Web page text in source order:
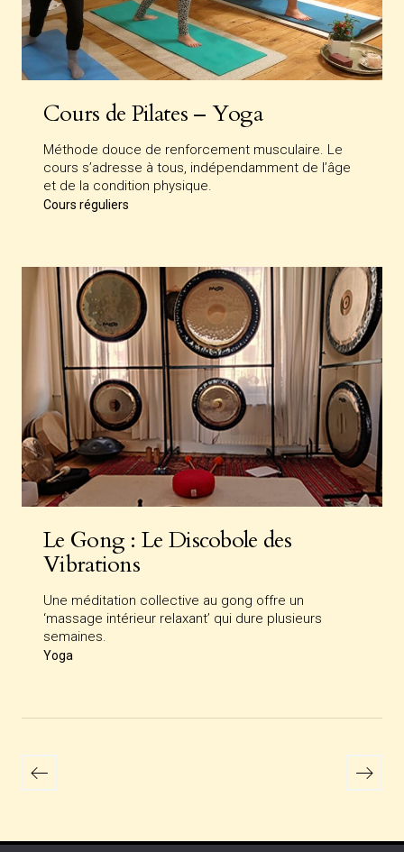
Cours de Pilates – Yoga
Méthode douce de renforcement musculaire. Le
cours s’adresse à tous, indépendamment de l’âge
et de la condition physique.
Cours réguliers
Le Gong : Le Discobole des
Vibrations
Une méditation collective au gong offre un
‘massage intérieur relaxant’ qui dure plusieurs
semaines.
Yoga
desposts
posts